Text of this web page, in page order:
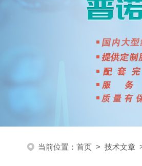
当前位置： 首页 > 技术文章